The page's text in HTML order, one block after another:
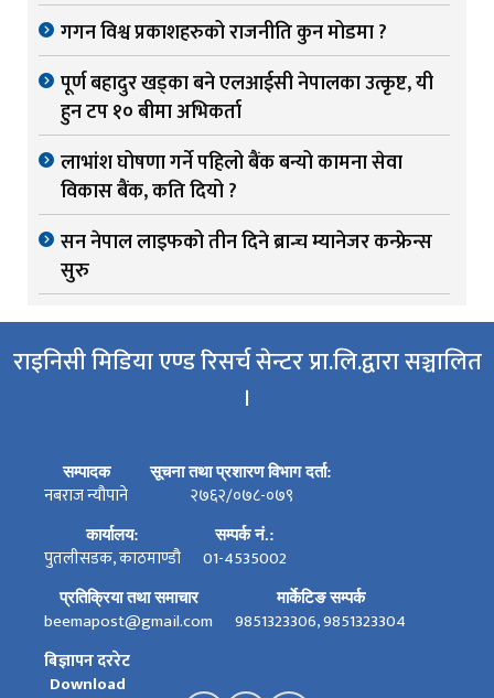
गगन विश्व प्रकाशहरुको राजनीति कुन मोडमा ?
पूर्ण बहादुर खड्का बने एलआईसी नेपालका उत्कृष्ट, यी
हुन टप १० बीमा अभिकर्ता
लाभांश घोषणा गर्ने पहिलो बैंक बन्यो कामना सेवा
विकास बैंक, कति दियो ?
सन नेपाल लाइफको तीन दिने ब्रान्च म्यानेजर कन्फ्रेन्स
सुरु
राइनिसी मिडिया एण्ड रिसर्च सेन्टर प्रा.लि.द्वारा सञ्चालित
।
सम्पादक
नबराज न्यौपाने
सूचना तथा प्रशारण विभाग दर्ता:
२७६२/०७८-०७९
कार्यालय:
पुतलीसडक, काठमाण्डौ
सम्पर्क नं.:
01-4535002
प्रतिक्रिया तथा समाचार
beemapost@gmail.com
मार्केटिङ सम्पर्क
9851323306, 9851323304
बिज्ञापन दररेट
Download